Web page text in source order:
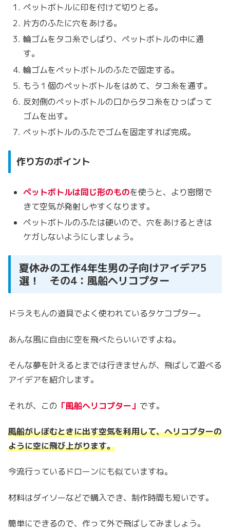
ペットボトルに印を付けて切りとる。
片方のふたに穴をあける。
輪ゴムをタコ糸でしばり、ペットボトルの中に通
す。
輪ゴムをペットボトルのふたで固定する。
もう１個のペットボトルをはめて、タコ糸を通す。
反対側のペットボトルの口からタコ糸をひっぱって
ゴムを出す。
ペットボトルのふたでゴムを固定すれば完成。
作り方のポイント
ペットボトルは同じ形のものを使うと、より密閉で
きて空気が発射しやすくなります。
ペットボトルのふたは硬いので、穴をあけるときは
ケガしないようにしましょう。
夏休みの工作4年生男の子向けアイデア5
選！ その4：風船ヘリコプター
ドラえもんの道具でよく使われているタケコプター。
あんな風に自由に空を飛べたらいいですよね。
そんな夢を叶えるとまでは行きませんが、飛ばして遊べる
アイデアを紹介します。
それが、この 「風船ヘリコプター」 です。
風船がしぼむときに出す空気を利用して、ヘリコプターの
ように空に飛び上がります。
今流行っているドローンにも似ていますね。
材料はダイソーなどで購入でき、制作時間も短いです。
簡単にできるので、作って外で飛ばしてみましょう。